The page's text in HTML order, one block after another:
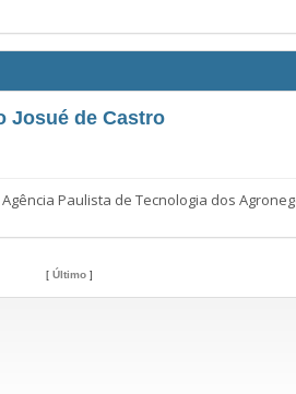
Josué de Castro
Paulista de Tecnologia dos
[ Último]